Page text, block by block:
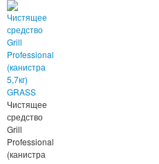
Чистящее
средство
Grill
Professional
(канистра